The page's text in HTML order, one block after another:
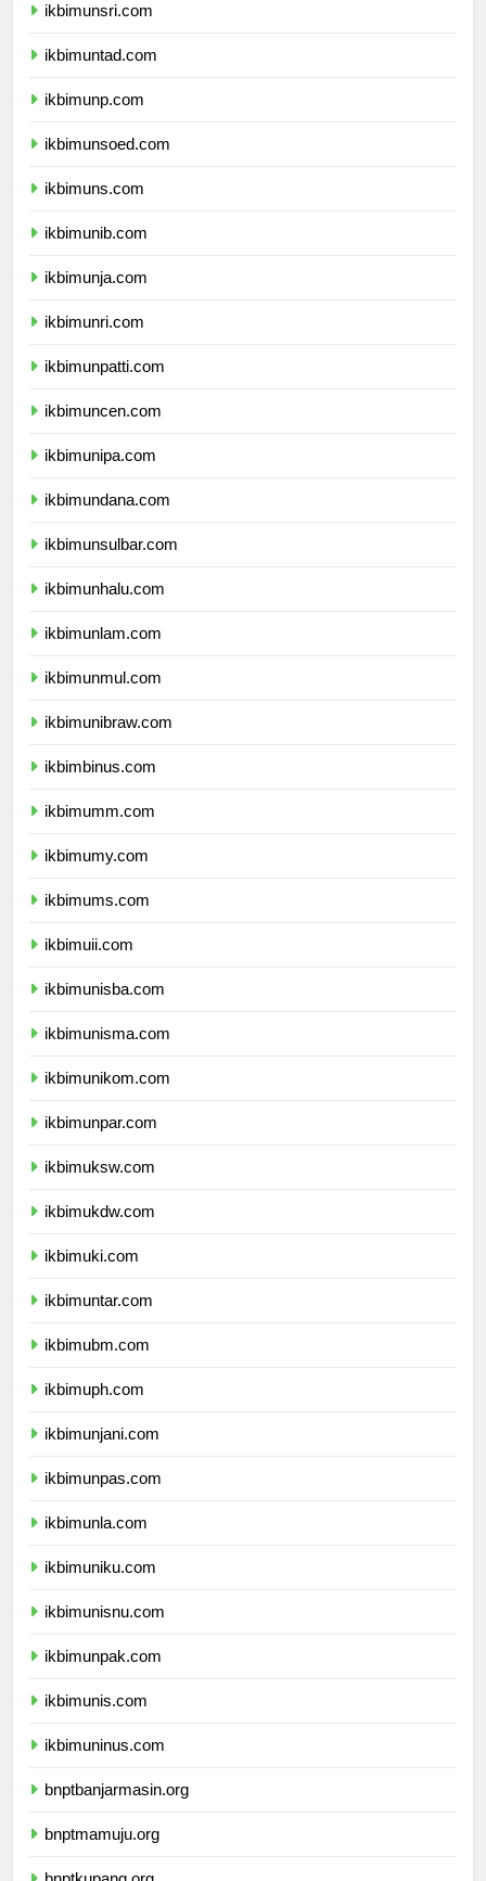
ikbimunsri.com
ikbimuntad.com
ikbimunp.com
ikbimunsoed.com
ikbimuns.com
ikbimunib.com
ikbimunja.com
ikbimunri.com
ikbimunpatti.com
ikbimuncen.com
ikbimunipa.com
ikbimundana.com
ikbimunsulbar.com
ikbimunhalu.com
ikbimunlam.com
ikbimunmul.com
ikbimunibraw.com
ikbimbinus.com
ikbimumm.com
ikbimumy.com
ikbimums.com
ikbimuii.com
ikbimunisba.com
ikbimunisma.com
ikbimunikom.com
ikbimunpar.com
ikbimuksw.com
ikbimukdw.com
ikbimuki.com
ikbimuntar.com
ikbimubm.com
ikbimuph.com
ikbimunjani.com
ikbimunpas.com
ikbimunla.com
ikbimuniku.com
ikbimunisnu.com
ikbimunpak.com
ikbimunis.com
ikbimuninus.com
bnptbanjarmasin.org
bnptmamuju.org